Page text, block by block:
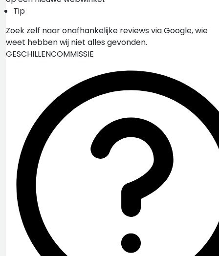
Tip
Zoek zelf naar onafhankelijke reviews via Google, wie
weet hebben wij niet alles gevonden.
GESCHILLENCOMMISSIE